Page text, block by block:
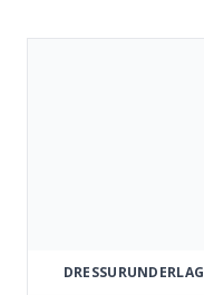
DRESSURUNDERLAG